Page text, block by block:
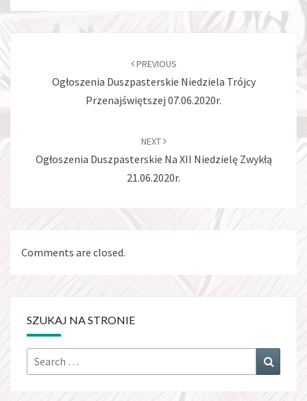
PREVIOUS
Ogłoszenia Duszpasterskie Niedziela Trójcy
Przenajświętszej 07.06.2020r.
NEXT
Ogłoszenia Duszpasterskie Na XII Niedzielę Zwykłą
21.06.2020r.
Comments are closed.
SZUKAJ NA STRONIE
Search
for: